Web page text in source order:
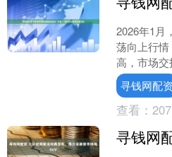
2026年1月
荡向上行
高，市场
A股市场走
首月收到了
寻钱网配资
查看： 207